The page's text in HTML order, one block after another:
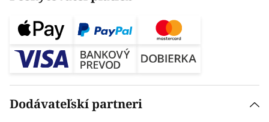
Dodávateľskí partneri